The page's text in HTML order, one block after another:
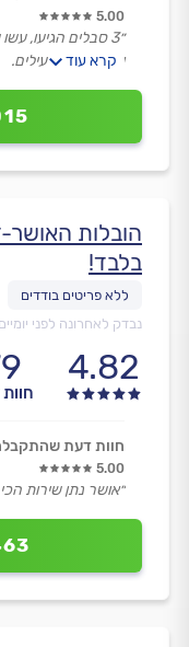
5.00
״3 סבלים הגיעו,
והיו מהירים ויעילים.
קרא עוד
הובלות
בלבד!
נבדק לאחרונה לפני יומיים
4.82
חוות דעת
5.00
״אושר נתן שירות